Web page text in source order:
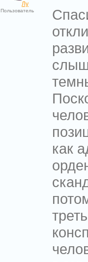
Лу
Пользователь
как